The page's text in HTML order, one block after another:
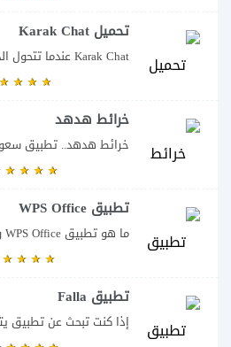
تحميل Karak Chat
خرائط هدهد
تطبيق WPS Office
تطبيق Falla